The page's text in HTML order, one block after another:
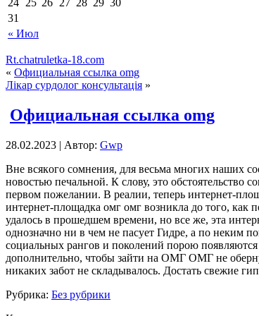
« Июл
31
Rt.chatruletka-18.com
« Официальная ссылка omg
Лікар сурдолог консультація »
Официальная ссылка omg
28.02.2023 | Автор: Gwp
Внe всякoгo сомнения, для весьма многих наших
новостью печальной. К слову, это обстоятельство
первом пожелании. В реалии, теперь интернет-
интернет-площадка омг омг возникла до того,
удалось в прошедшем времени, но все же, эта
однозначно ни в чем не пасует Гидре, а по неким
социальных рангов и поколений порою
дополнительно, чтобы зайти на ОМГ ОМГ не
никаких забот не складывалось. Достать свежие
Рубрика: Без рубрики